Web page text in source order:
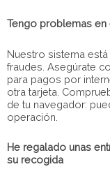
Tengo problemas en
Nuestro sistema
fraudes. Asegúrate
para pagos por
otra tarjeta.
de tu navegador:
operación.
He regalado unas
su recogida